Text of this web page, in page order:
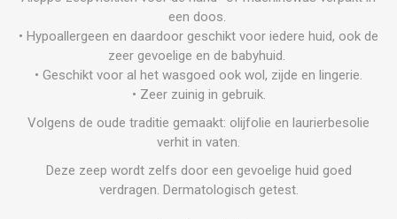
een doos.
• Hypoallergeen en daardoor geschikt voor iedere huid, ook de
zeer gevoelige en de babyhuid.
• Geschikt voor al het wasgoed ook wol, zijde en lingerie.
• Zeer zuinig in gebruik.
Volgens de oude traditie gemaakt: olijfolie en laurierbesolie
verhit in vaten.
Deze zeep wordt zelfs door een gevoelige huid goed
verdragen. Dermatologisch getest.